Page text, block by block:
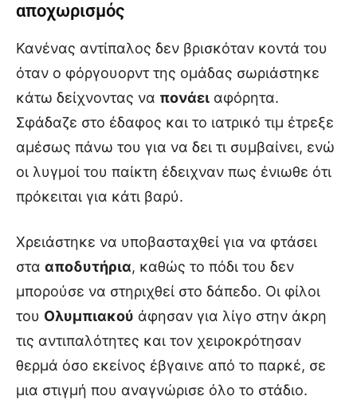
αποχωρισμός
Κανένας αντίπαλος δεν βρισκόταν κοντά του
όταν ο φόργουορντ της ομάδας σωριάστηκε
κάτω δείχνοντας να πονάει αφόρητα.
Σφάδαζε στο έδαφος και το ιατρικό τιμ έτρεξε
αμέσως πάνω του για να δει τι συμβαίνει, ενώ
οι λυγμοί του παίκτη έδειχναν πως ένιωθε ότι
πρόκειται για κάτι βαρύ.
Χρειάστηκε να υποβασταχθεί για να φτάσει
στα αποδυτήρια, καθώς το πόδι του δεν
μπορούσε να στηριχθεί στο δάπεδο. Οι φίλοι
του Ολυμπιακού άφησαν για λίγο στην άκρη
τις αντιπαλότητες και τον χειροκρότησαν
θερμά όσο εκείνος έβγαινε από το παρκέ, σε
μια στιγμή που αναγνώρισε όλο το στάδιο.